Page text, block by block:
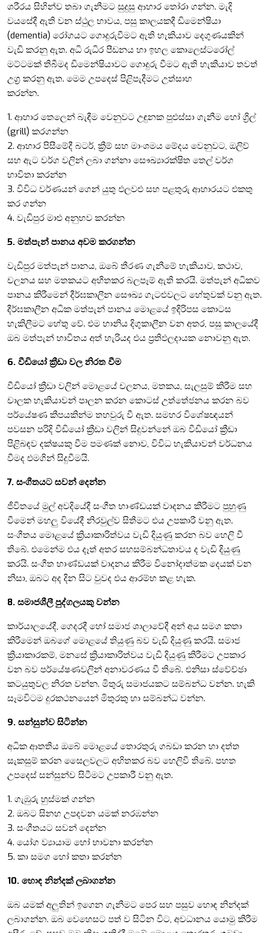
ශරීරය සිහින්ව තබා ගැනීමට සුදුසු ආහාර තෝරා ගන්න. මැදි
වයසේදී ඇති වන ස්ථුල භාවය, පසු කාලයකදී ඩිමෙන්ෂියා
(dementia) රෝගයට ගොදුරුවීමට ඇති හැකියාව දෙගුණයකින්
වැඩි කරනු ඇත. අධි රුධිර පීඩනය හා ඉහල කොලෙස්ටරෝල්
මට්ටමක් තිබීමද ඩිමෙන්ෂියාවට ගොදුරු වීමට ඇති හැකියාව තවත්
උග්‍ර කරනු ඇත. මෙම උපදෙස් පිළිපැදීමට උත්සාහ
කරන්න.
1. ආහාර තෙලෙන් බැඳීම වෙනුවට උඳුනක පුළුස්සා ගැනීම හෝ ග්‍රිල්
(grill) කරගන්න
2. ආහාර පිසීමේදී බටර්, ක්‍රීම් සහ මාංශමය මේදය වෙනුවට, ඔලිව්
සහ ඇට වර්ග වලින් ලබා ගන්නා සෞඛ්‍යාරක්ෂිත තෙල් වර්ග
භාවිතා කරන්න
3. විවිධ වර්ණයන් ගෙන් යුතු එලවළු සහ පළතුරු ආහාරයට එකතු
කර ගන්න
4. වැඩිපුර මාළු අනුභව කරන්න
5. මත්පැන් පානය අවම කරගන්න
වැඩිපුර මත්පැන් පානය, ඔබේ තීරණ ගැනීමේ හැකියාව, කථාව,
චලනය සහ මතකයට අහිතකර බලපෑම් ඇති කරයි. මත්පැන් අධිකව
පානය කිරීමෙන් දීර්ඝකාලීන සෞඛ්‍ය ගැටළුවලට හේතුවක් වනු ඇත.
දීර්ඝකාලීන අධික මත්පැන් පානය මොළයේ ඉදිරිපස කොටස
හැකිලීමට හේතු වේ. එම හානිය දිගුකාලීන වන අතර, පසු කාලයේදී
ඔබ මත්පැන් භාවිතය අත් හැරියද එය ප්‍රතිඵලදායක නොවනු ඇත.
6. වීඩියෝ ක්‍රීඩා වල නිරත වීම
වීඩියෝ ක්‍රීඩා වලින් මොළයේ චලනය, මතකය, සැලසුම් කිරීම සහ
චාලක හැකියාවන් පාලන කරන කොටස් උත්තේජනය කරන බව
පර්යේෂණ කීපයකින්ම තහවුරු වී ඇත. සමහර විශේෂඥයන්
පවසන පරිදි වීඩියෝ ක්‍රීඩා වලින් සිදුවන්නේ ඔබ වීඩියෝ ක්‍රීඩා
පිළිබඳව දක්ෂයකු වීම පමණක් නොව, විවිධ හැකියාවන් වර්ධනය
වීමද එමගින් සිදුවීමයි.
7. සංගීතයට සවන් දෙන්න
ජීවිතයේ මුල් අවදියේදී සංගීත භාණ්ඩයක් වාදනය කිරීමට පුහුණු
වීමෙන් මහලු වියේදී නිරවුල්ව සිතීමට එය උපකාරී වනු ඇත.
සංගීතය මොළයේ ක්‍රියාකාරිත්වය වැඩි දියුණු කරන බව හෙලි වී
තිබේ. එමෙන්ම එය දෑත් අතර සහසම්බන්ධතාවය ද වැඩි දියුණු
කරයි. සංගීත භාණ්ඩයක් වාදනය කිරීම විනෝදාත්මක දෙයක් වන
නිසා, ඔබට අද දින සිට වුවද එය ආරම්භ කළ හැක.
8. සමාජශීලී පුද්ගලයකු වන්න
කාර්යාලයේදී, ගෙදරදී හෝ සමාජ ශාලාවේදී අන් අය සමග කතා
කිරීමෙන් ඔබගේ මොළයේ තියුණු බව වැඩි දියුණු කරයි. සමාජ
ක්‍රියාකාරකම්, මනසේ ක්‍රියාකාරිත්වය වැඩි දියුණු කිරීමට උපකාර
වන බව පර්යේෂණවලින් අනාවරණය වී තිබේ. එනිසා ස්වේච්ඡා
කටයුතුවල නිරත වන්න. මිතුරු සමාජයකට සම්බන්ධ වන්න. හැකි
සෑමවිටම දුරකථනයෙන් මිතුරකු හා සම්බන්ධ වන්න.
9. සන්සුන්ව සිටින්න
අධික ආතතිය ඔබේ මොළයේ තොරතුරු ගබඩා කරන හා දත්ත
සැකසුම් කරන සෛලවලට අහිතකර බව හෙලිවී තිබේ. පහත
උපදෙස් සන්සුන්ව සිටීමට උපකාරී වනු ඇත.
1. ගැඹුරු හුස්මක් ගන්න
2. ඔබට සිනහ උපදවන යමක් නරඹන්න
3. සංගීතයට සවන් දෙන්න
4. යෝග ව්‍යායාම හෝ භාවනා කරන්න
5. කා සමග හෝ කතා කරන්න
10. හොඳ නින්දක් ලබාගන්න
ඔබ යමක් අලුතින් ඉගෙන ගැනීමට පෙර සහ පසුව හොඳ නින්දක්
ලබාගන්න. ඔබ වෙහෙසට පත් ව සිටින විට, අවධානය යොමු කිරීම